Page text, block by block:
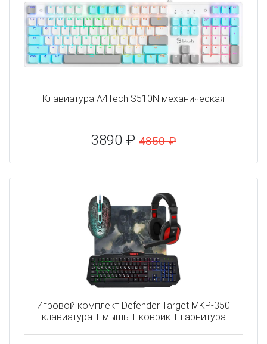
Клавиатура A4Tech S510N механическая
3890 ₽ 4850 ₽
Игровой комплект Defender Target MKP-350
клавиатура + мышь + коврик + гарнитура